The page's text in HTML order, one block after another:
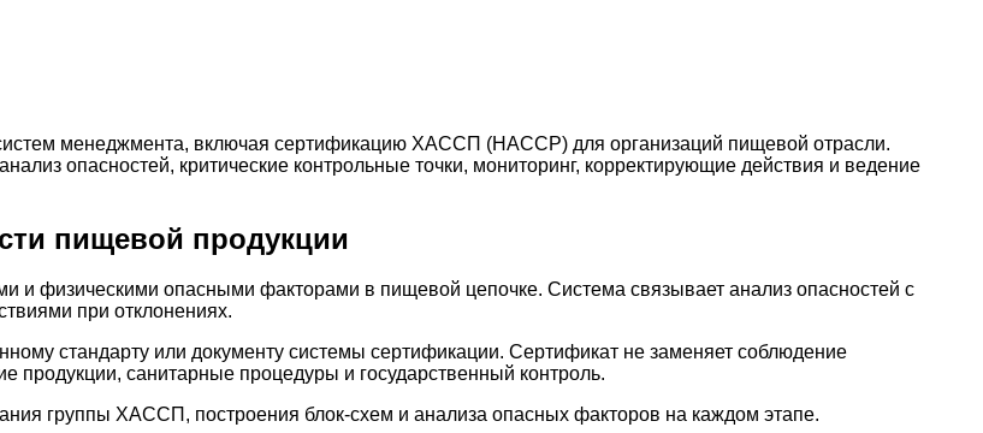
менеджмента, включая сертификацию ХАССП (HACCP) для организаций пищевой отрасли.
опасностей, критические контрольные точки, мониторинг, корректирующие действия и ведение
пищевой продукции
физическими опасными факторами в пищевой цепочке. Система связывает анализ опасностей с
при отклонениях.
стандарту или документу системы сертификации. Сертификат не заменяет соблюдение
продукции, санитарные процедуры и государственный контроль.
группы ХАССП, построения блок-схем и анализа опасных факторов на каждом этапе.